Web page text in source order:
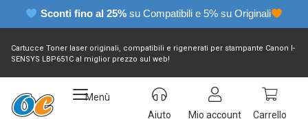
Sconti fino al 25% su Compatibili e 5% su Originali
Cartucce Toner laser originali, compatibili e rigenerati per stampante Canon I-
SENSYS LBP651C al miglior prezzo sul web!
Menù
Aiuto
Mio account Carrello